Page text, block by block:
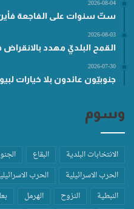
2026-08-04
ستّ سنوات على الفاجعة فأين
2026-08-03
القمح البلديّ مهدد
2026-07-30
جنوبيّون عائدون بلا خيارات
وسوم
الانتخابات البلدية البقاع
الحرب الاسرائيلية
الحرب
النبطية
النزوح الهرمل